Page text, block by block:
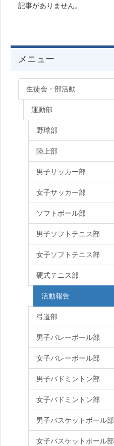
記事がありません。
メニュー
生徒会・部活動
運動部
野球部
陸上部
男子サッカー部
女子サッカー部
ソフトボール部
男子ソフトテニス部
女子ソフトテニス部
硬式テニス部
活動報告
弓道部
男子バレーボール部
女子バレーボール部
男子バドミントン部
女子バドミントン部
男子バスケットボール部
女子バスケットボール部